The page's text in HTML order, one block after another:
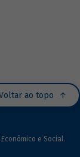
ao topo
e Social.